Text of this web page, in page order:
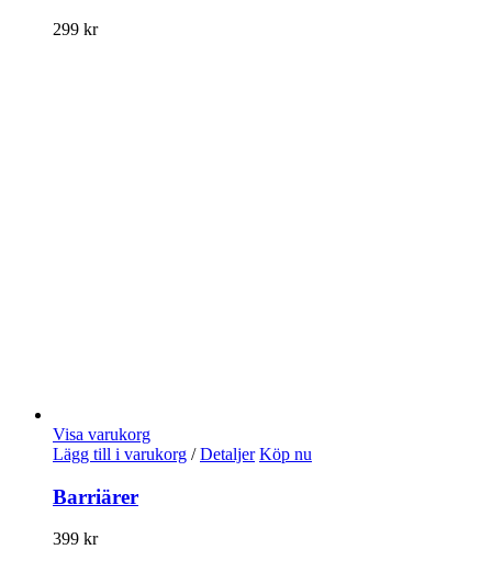
299 kr
Visa varukorg
Lägg till i varukorg / Detaljer Köp nu
Barriärer
399 kr